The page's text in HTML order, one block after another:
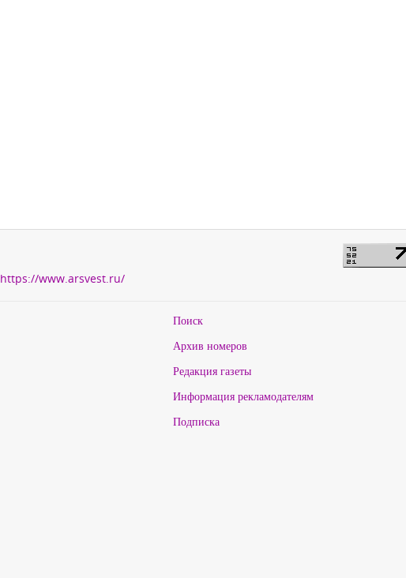
https://www.arsvest.ru/
Поиск
Архив номеров
Редакция газеты
Информация рекламодателям
Подписка